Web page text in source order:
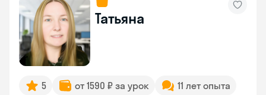
Татьяна
5 от 1590 ₽ за урок
11 лет опыта